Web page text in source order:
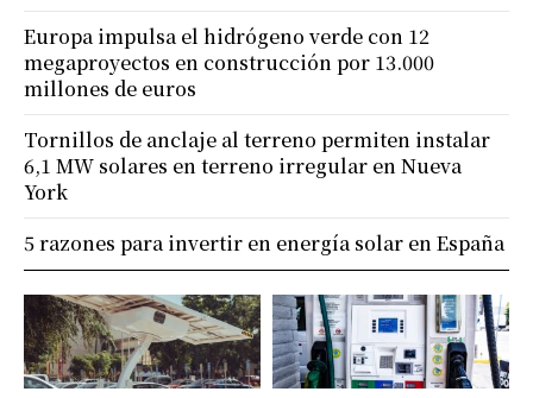
Europa impulsa el hidrógeno verde con 12
megaproyectos en construcción por 13.000
millones de euros
Tornillos de anclaje al terreno permiten instalar
6,1 MW solares en terreno irregular en Nueva
York
5 razones para invertir en energía solar en España